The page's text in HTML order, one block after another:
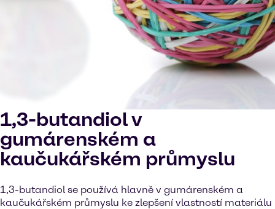
1,3-butandiol v
gumárenském a
kaučukářském průmyslu
1,3-butandiol se používá hlavně v gumárenském a
kaučukářském průmyslu ke zlepšení vlastností materiálu